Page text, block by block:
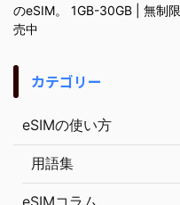
のeSIM。 1GB-30GB | 無制
売中
カテゴリー
eSIMの使い方
用語集
eSIMコラム